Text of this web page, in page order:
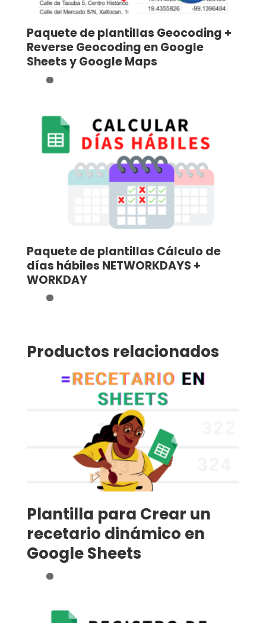
Paquete de plantillas Geocoding +
Reverse Geocoding en Google
Sheets y Google Maps
Paquete de plantillas Cálculo de
días hábiles NETWORKDAYS +
WORKDAY
Productos relacionados
Plantilla para Crear un
recetario dinámico en
Google Sheets